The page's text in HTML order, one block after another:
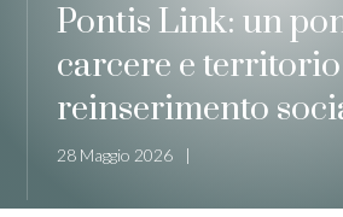
Pontis Link: un
carcere e
reinserimento
28 Maggio 2026